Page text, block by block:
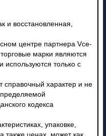
и восстановленная,
центре партнера Vce-
марки являются
используются только с
справочный характер и не
кодекса
упаковке,